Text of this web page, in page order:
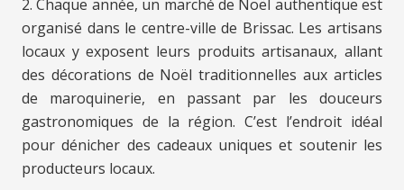
2. Chaque année, un marché de Noël authentique est
organisé dans le centre-ville de Brissac. Les artisans
locaux y exposent leurs produits artisanaux, allant
des décorations de Noël traditionnelles aux articles
de maroquinerie, en passant par les douceurs
gastronomiques de la région. C’est l’endroit idéal
pour dénicher des cadeaux uniques et soutenir les
producteurs locaux.